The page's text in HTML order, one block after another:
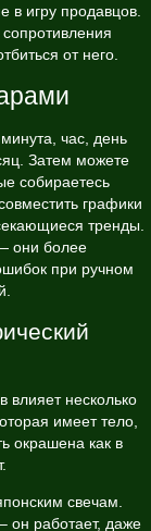
в игру продавцов.
сопротивления
от него.
час, день
Затем можете
собираетесь
графики
тренды.
они более
при ручном
влияет несколько
имеет тело,
окрашена как в
свечам.
он работает, даже